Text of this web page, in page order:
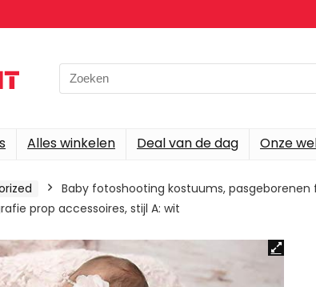
Search
for:
Alles winkelen Deal van de dag Onze
Baby fotoshooting kostuums,
prop accessoires, stijl A: wit